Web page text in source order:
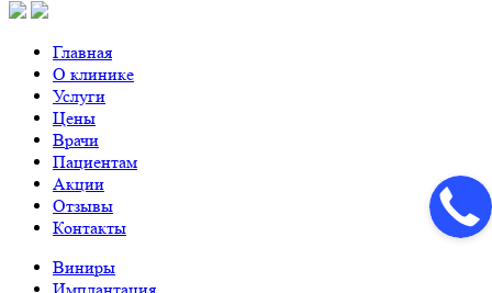
Главная
О клинике
Услуги
Цены
Врачи
Пациентам
Акции
Отзывы
Контакты
Виниры